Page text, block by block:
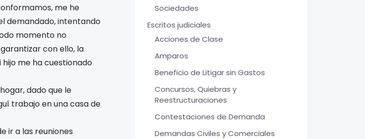
me he
demandado, intentando
momento no
con ello, la
me ha cuestionado
dado que le
trabajo en una casa de
ir a las reuniones
Sociedades
Escritos judiciales
Acciones de Clase
Amparos
Beneficio de Litigar sin Gastos
Concursos, Quiebras y
Reestructuraciones
Contestaciones de Demanda
Demandas Civiles y Comerciales